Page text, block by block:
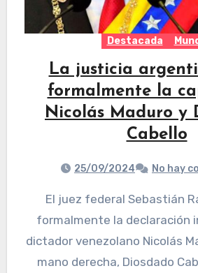
Destacada
La justicia
formalmente la
Nicolás Maduro y
Cabello
25/09/2024 No hay
El juez federal Sebastián Ramos ordenó
formalmente la declaración
dictador venezolano Nicolás
mano derecha, Diosdado